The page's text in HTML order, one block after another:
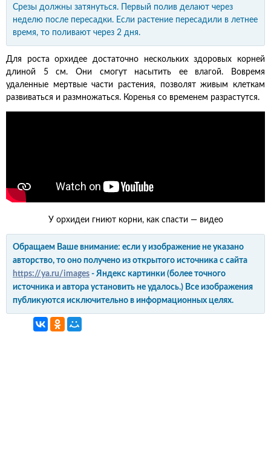
Срезы должны затянуться. Первый полив делают через
неделю после пересадки. Если растение пересадили в летнее
время, то поливают через 2 дня.
Для роста орхидее достаточно нескольких здоровых корней
длиной 5 см. Они смогут насытить ее влагой. Вовремя
удаленные мертвые части растения, позволят живым клеткам
развиваться и размножаться. Коренья со временем разрастутся.
У орхидеи гниют корни, как спасти — видео
Обращаем Ваше внимание: если у изображение не указано
авторство, то оно получено из открытого источника с сайта
https://ya.ru/images - Яндекс картинки (более точного
источника и автора установить не удалось.) Все изображения
публикуются исключительно в информационных целях.